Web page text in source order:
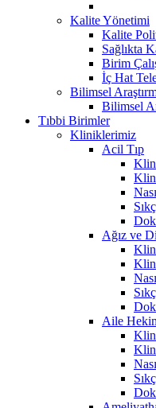
Kalite Yönetimi
Kalite
Sağlıkta
Birim
İç Hat
Bilimsel
Bilimsel
Tıbbi Birimler
Kliniklerimiz
Acil Tıp
Ağız ve
Aile